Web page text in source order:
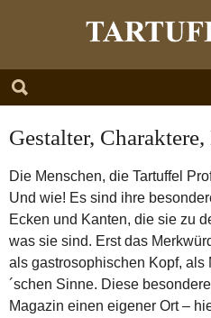
Gestalter, Charaktere,
Die Menschen, die Tartuffel
Und wie! Es sind ihre
Ecken und Kanten, die sie zu
was sie sind. Erst das
als gastrosophischen Kopf, als
´schen Sinne. Diese
Magazin einen eigener Ort –